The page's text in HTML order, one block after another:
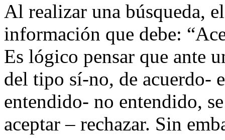
Al realizar una búsqueda,
información que debe:
Es lógico pensar que ante
del tipo sí-no, de acuerdo-
entendido- no entendido,
aceptar – rechazar. Sin